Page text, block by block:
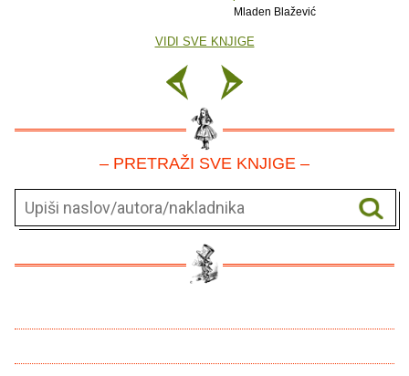
Mladen Blažević
VIDI SVE KNJIGE
– PRETRAŽI SVE KNJIGE –